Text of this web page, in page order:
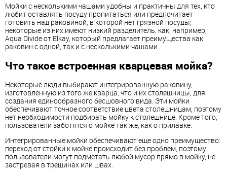
Мойки с несколькими чашами удобны и практичны для тех, кто
любит оставлять посуду пропитаться или предпочитает
готовить над раковиной, в которой нет грязной посуды;
некоторые из них имеют низкий разделитель, как, например,
Aqua Divide от Elkay, который предлагает преимущества как
раковин с одной, так и с несколькими чашами.
Что такое встроенная кварцевая мойка?
Некоторые люди выбирают интегрированную раковину,
изготовленную из того же кварца, что и их столешницы, для
создания единообразного бесшовного вида. Эти мойки
обеспечивают точное соответствие цвета столешницам, поэтому
нет необходимости подбирать мойку к столешнице. Кроме того,
пользователи заботятся о мойке так же, как о прилавке.
Интегрированные мойки обеспечивают еще одно преимущество:
переход от стойки к мойке происходит без проблем, поэтому
пользователи могут подметать любой мусор прямо в мойку, не
застревая в трещинах или швах.